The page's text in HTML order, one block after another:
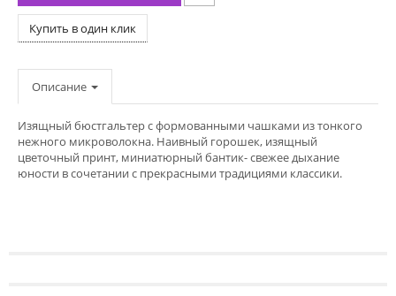
Купить в один клик
Описание
Изящный бюстгальтер с формованными чашками из тонкого
нежного микроволокна. Наивный горошек, изящный
цветочный принт, миниатюрный бантик- свежее дыхание
юности в сочетании с прекрасными традициями классики.